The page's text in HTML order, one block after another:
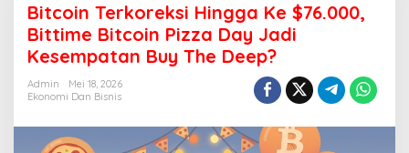
t
o
i
r
k
Bitcoin Terkoreksi Hingga Ke $76.000,
Bittime Bitcoin Pizza Day Jadi
Kesempatan Buy The Deep?
Admin
Mei 18, 2026
Ekonomi Dan Bisnis